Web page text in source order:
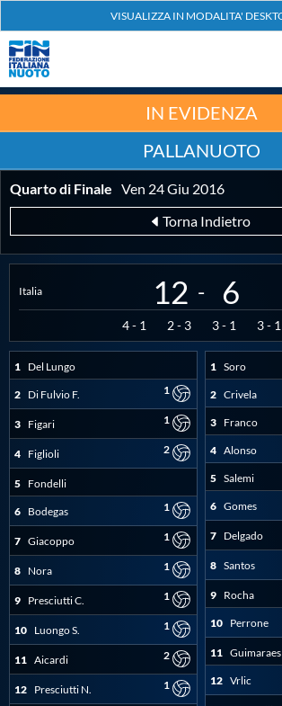
Nuoto
Tuffi
Artistico
Salvamento
Master
Formazione
GUG
Scuole Nuoto
Propaganda
IN EVIDENZA
PALLANUOTO
Quarto di Finale Ven 24 Giu 2016
Torna Indietro
Italia 12 - 6
4 - 1 2 - 3 3 - 1 3 - 1
1 Del Lungo
2 Di Fulvio F. 1
3 Figari 1
4 Figlioli 2
5 Fondelli
6 Bodegas 1
7 Giacoppo 1
8 Nora 1
9 Presciutti C. 1
10 Luongo S. 1
11 Aicardi 2
12 Presciutti N. 1
1 Soro
2 Crivela
3 Franco
4 Alonso
5 Salemi
6 Gomes
7 Delgado
8 Santos
9 Rocha
10 Perrone
11 Guimaraes
12 Vrlic